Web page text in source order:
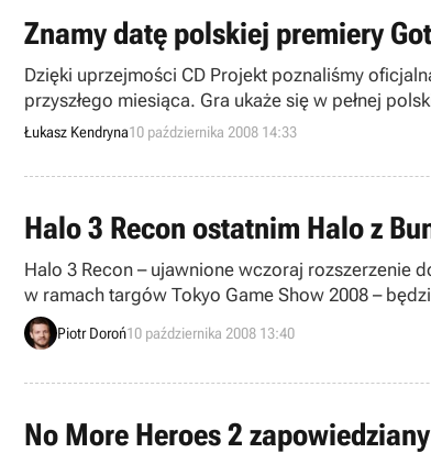
Znamy datę polskiej premiery
Dzięki uprzejmości CD Projekt poznaliśmy
przyszłego miesiąca. Gra ukaże się w pełnej
Łukasz Kendryna10 października 2008 14:33
Halo 3 Recon ostatnim Halo z
Halo 3 Recon – ujawnione wczoraj rozszerzenie
w ramach targów Tokyo Game Show 2008 – będzie ostatnią produkcją tej marki zaprojektowaną i wyprodukowaną przez studio Bungie. Taką informację podali dzisiaj
przedstawiciele firmy w rozmowie z redakcją
Piotr Doroń10 października 2008 13:40
No More Heroes 2 zapowiedziany